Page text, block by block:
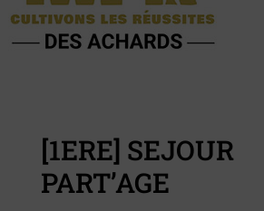
[1ERE] SEJOUR
PART’AGE